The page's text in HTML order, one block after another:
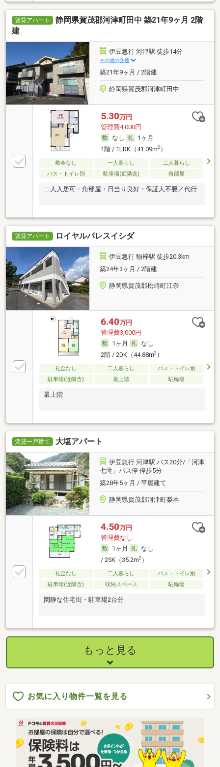
賃貸アパート
静岡県賀茂郡河津町田中 築21年9ヶ月 2階
建
伊豆急行 河津駅 徒歩14分
その他の交通
築21年9ヶ月 / 2階建
静岡県賀茂郡河津町田中
5.30万円
管理費4,000円
なし
1ヶ月
1階 / 1LDK（41.09m2）
敷金なし 一人暮らし
二人暮らし
バス・トイレ別
駐車場(近隣含) 角部屋
二人入居可・角部屋・日当り良好・保証人不要／代行
賃貸アパート ロイヤルパレスイシダ
伊豆急行 稲梓駅 徒歩20.3km
築24年3ヶ月 / 2階建
静岡県賀茂郡松崎町江奈
6.40万円
管理費3,000円
1ヶ月
なし
2階 / 2DK（44.88m2）
礼金なし 二人暮らし
バス・トイレ別
駐車場(近隣含)
最上階 駐輪場
最上階
賃貸一戸建て 大塩アパート
伊豆急行 河津駅 バス20分/「河津
七滝」バス停 停歩5分
築28年5ヶ月 / 平屋建て
静岡県賀茂郡河津町梨本
4.50万円
管理費なし
1ヶ月
なし
/ 2SK（35.2m2）
礼金なし 二人暮らし
バス・トイレ別
駐車場(近隣含)
収納スペース 駐輪場
閑静な住宅街・駐車場2台分
もっと見る
お気に入り物件一覧を見る